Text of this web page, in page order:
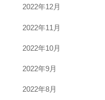
2022年12月
2022年11月
2022年10月
2022年9月
2022年8月